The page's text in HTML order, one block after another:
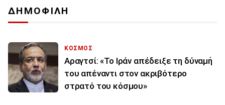
ΔΗΜΟΦΙΛΗ
ΚΟΣΜΟΣ
Αραγτσί: «Το Ιράν απέδειξε τη δύναμή
του απέναντι στον ακριβότερο
στρατό του κόσμου»